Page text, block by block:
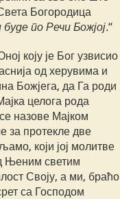
Богородица
по Речи Божјој.“
коју је Бог узвисио
од херувима и
Божјега, да Га роди
целога рода
назове Мајком
за протекле две
који јој молитве
Њеним светим
Своју, а ми, браћо
са Господом